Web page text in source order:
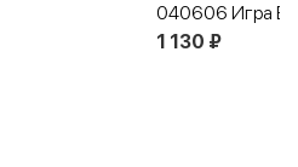
040606 Игра
1 130 ₽